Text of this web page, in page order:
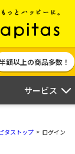
ポ
額以上の商品多数！
サービス
タストップ ログイン